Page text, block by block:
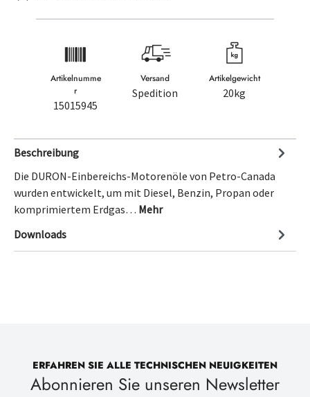
Artikelnumme
r
15015945
Versand
Spedition
Artikelgewicht
20kg
Beschreibung
Die DURON-Einbereichs-Motorenöle von Petro-Canada
wurden entwickelt, um mit Diesel, Benzin, Propan oder
komprimiertem Erdgas… Mehr
Downloads
ERFAHREN SIE ALLE TECHNISCHEN NEUIGKEITEN
Abonnieren Sie unseren Newsletter